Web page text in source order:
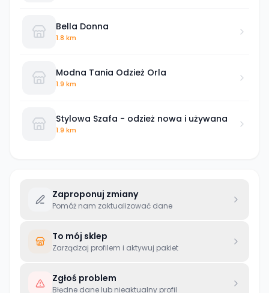
Bella Donna
1.8 km
Modna Tania Odzież Orla
1.9 km
Stylowa Szafa - odzież nowa i używana
1.9 km
Zaproponuj zmiany
Pomóż nam zaktualizować dane
To mój sklep
Zarządzaj profilem i aktywuj pakiet
Zgłoś problem
Błędne dane lub nieaktualny profil